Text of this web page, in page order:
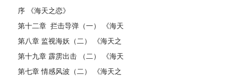
序 《海天之恋》
第十二章 拦击导弹（一） 《海天
第八章 监视海妖（二） 《海天之
第十九章 霹雳出击 （二） 《海天
第七章 情感风波（二） 《海天之